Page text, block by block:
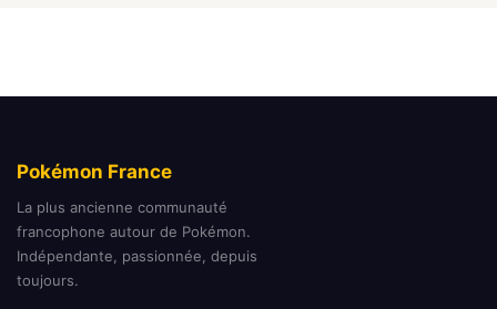
Pokémon France
La plus ancienne communauté
francophone autour de Pokémon.
Indépendante, passionnée, depuis
toujours.